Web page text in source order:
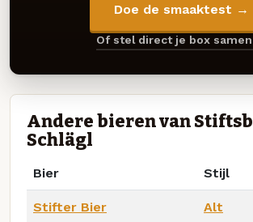
Doe de smaaktest →
Of stel direct je box
Andere bieren van
Schlägl
Bier Stijl
Stifter Bier Alt